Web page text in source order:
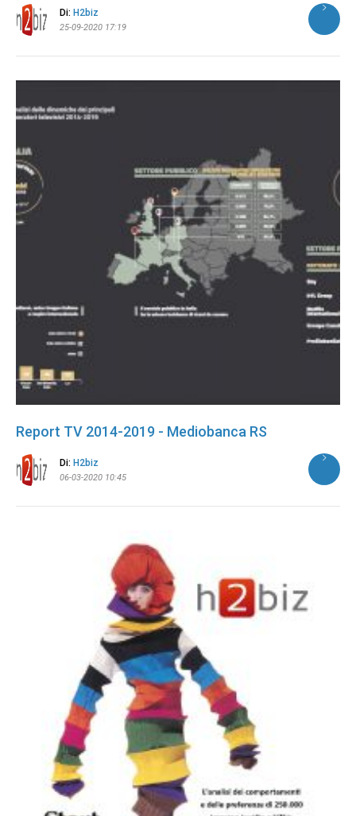
Di: H2biz
25-09-2020 17:19
Report TV 2014-2019 - Mediobanca RS
Di: H2biz
06-03-2020 10:45